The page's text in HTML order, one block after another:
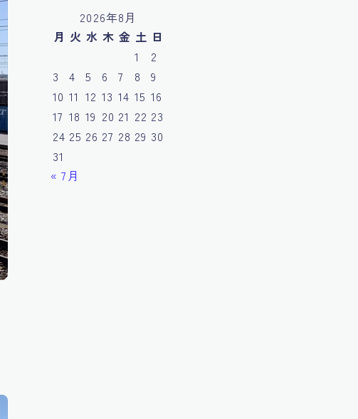
2026年8月
月 火 水 木 金 土 日
1
2
3
4 5 6 7 8
9
10 11 12 13 14 15 16
17 18 19 20 21 22 23
24 25 26 27 28 29 30
31
« 7月